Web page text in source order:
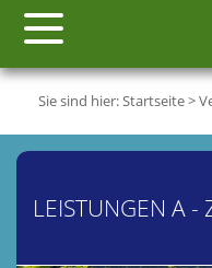
Sie sind hier:Startseite>
LEISTUNGEN A -